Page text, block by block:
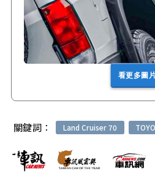
看更多圖
關鍵詞： Land Cruiser 70